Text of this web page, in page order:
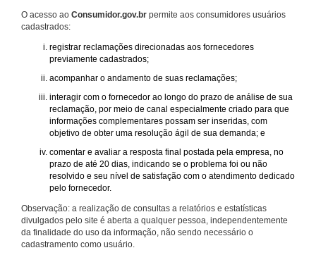
O acesso ao Consumidor.gov.br permite aos consumidores usuários
cadastrados:
registrar reclamações direcionadas aos fornecedores
previamente cadastrados;
acompanhar o andamento de suas reclamações;
interagir com o fornecedor ao longo do prazo de análise de sua
reclamação, por meio de canal especialmente criado para que
informações complementares possam ser inseridas, com
objetivo de obter uma resolução ágil de sua demanda; e
comentar e avaliar a resposta final postada pela empresa, no
prazo de até 20 dias, indicando se o problema foi ou não
resolvido e seu nível de satisfação com o atendimento dedicado
pelo fornecedor.
Observação: a realização de consultas a relatórios e estatísticas
divulgados pelo site é aberta a qualquer pessoa, independentemente
da finalidade do uso da informação, não sendo necessário o
cadastramento como usuário.